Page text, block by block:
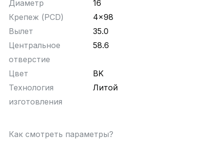
Диаметр
16
Крепеж (PCD)
4x98
Вылет
35.0
Центральное
отверстие
58.6
Цвет
BK
Технология
изготовления
Литой
Как смотреть параметры?